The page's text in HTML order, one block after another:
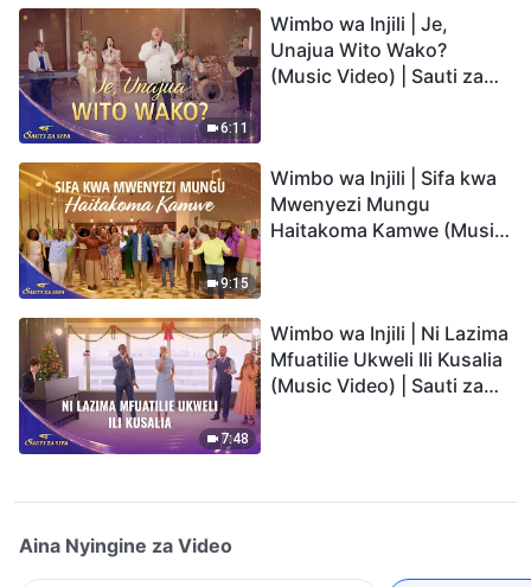
6:11
Wimbo wa Injili | Je,
Unajua Wito Wako?
(Music Video) | Sauti za
9:15
Wimbo wa Injili | Sifa kwa
Mwenyezi Mungu
Haitakoma Kamwe (Music
7:48
Wimbo wa Injili | Ni Lazima
Mfuatilie Ukweli Ili Kusalia
(Music Video) | Sauti za
Aina Nyingine za Video